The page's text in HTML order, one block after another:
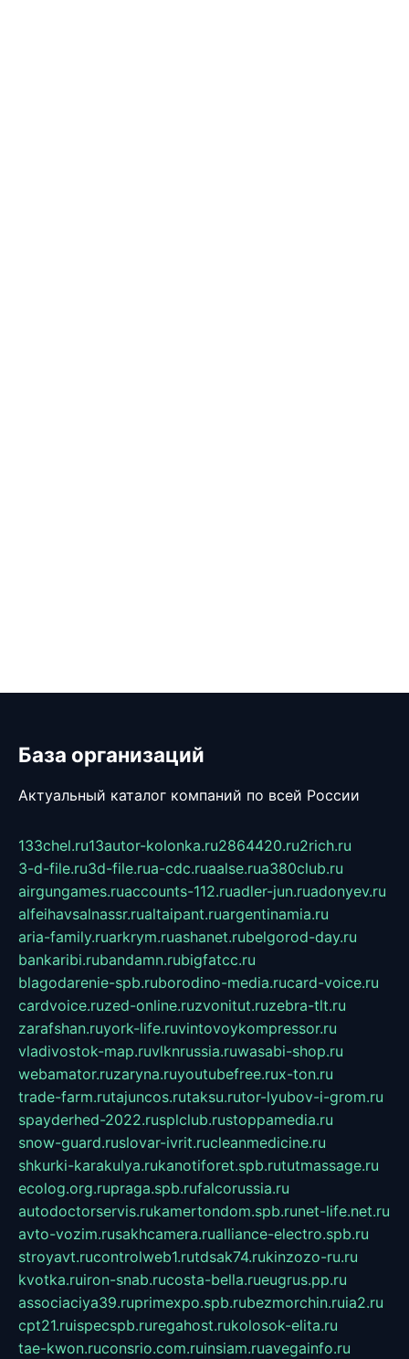
База организаций
Актуальный каталог компаний по всей России
133chel.ru13autor-kolonka.ru2864420.ru2rich.ru
3-d-file.ru3d-file.rua-cdc.ruaalse.rua380club.ru
airgungames.ruaccounts-112.ruadler-jun.ruadonyev.ru
alfeihavsalnassr.rualtaipant.ruargentinamia.ru
aria-family.ruarkrym.ruashanet.rubelgorod-day.ru
bankaribi.rubandamn.rubigfatcc.ru
blagodarenie-spb.ruborodino-media.rucard-voice.ru
cardvoice.ruzed-online.ruzvonitut.ruzebra-tlt.ru
zarafshan.ruyork-life.ruvintovoykompressor.ru
vladivostok-map.ruvlknrussia.ruwasabi-shop.ru
webamator.ruzaryna.ruyoutubefree.rux-ton.ru
trade-farm.rutajuncos.rutaksu.rutor-lyubov-i-grom.ru
spayderhed-2022.rusplclub.rustoppamedia.ru
snow-guard.ruslovar-ivrit.rucleanmedicine.ru
shkurki-karakulya.rukanotiforet.spb.rututmassage.ru
ecolog.org.rupraga.spb.rufalcorussia.ru
autodoctorservis.rukamertondom.spb.runet-life.net.ru
avto-vozim.rusakhcamera.rualliance-electro.spb.ru
stroyavt.rucontrolweb1.rutdsak74.rukinzozo-ru.ru
kvotka.ruiron-snab.rucosta-bella.rueugrus.pp.ru
associaciya39.ruprimexpo.spb.rubezmorchin.ruia2.ru
cpt21.ruispecspb.ruregahost.rukolosok-elita.ru
tae-kwon.ruconsrio.com.ruinsiam.ruavegainfo.ru